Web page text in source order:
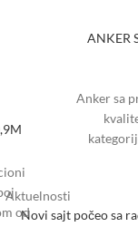
od
ANKER
Anker sa
Aktuelnosti
Novi sajt počeo sa